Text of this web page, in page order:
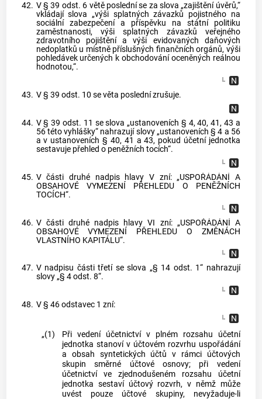
42. V § 39 odst. 6 větě poslední se za slova „zajištění úvěrů,“
vkládají slova „výši splatných závazků pojistného na
sociální zabezpečení a příspěvku na státní politiku
zaměstnanosti, výši splatných závazků veřejného
zdravotního pojištění a výši evidovaných daňových
nedoplatků u místně příslušných finančních orgánů, výši
pohledávek určených k obchodování oceněných reálnou
hodnotou,“.
43. V § 39 odst. 10 se věta poslední zrušuje.
44. V § 39 odst. 11 se slova „ustanoveních § 4, 40, 41, 43 a
56 této vyhlášky“ nahrazují slovy „ustanoveních § 4 a 56
a v ustanoveních § 40, 41 a 43, pokud účetní jednotka
sestavuje přehled o peněžních tocích“.
45. V části druhé nadpis hlavy V zní: „USPOŘÁDÁNÍ A
OBSAHOVÉ VYMEZENÍ PŘEHLEDU O PENĚŽNÍCH
TOCÍCH“.
46. V části druhé nadpis hlavy VI zní: „USPOŘÁDÁNÍ A
OBSAHOVÉ VYMEZENÍ PŘEHLEDU O ZMĚNÁCH
VLASTNÍHO KAPITÁLU“.
47. V nadpisu části třetí se slova „§ 14 odst. 1“ nahrazují
slovy „§ 4 odst. 8“.
48. V § 46 odstavec 1 zní:
„(1)
Při vedení účetnictví v plném rozsahu účetní
jednotka stanoví v účtovém rozvrhu uspořádání
a obsah syntetických účtů v rámci účtových
skupin směrné účtové osnovy; při vedení
účetnictví ve zjednodušeném rozsahu účetní
jednotka sestaví účtový rozvrh, v němž může
uvést pouze účtové skupiny, nevyžaduje-li